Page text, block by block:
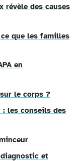
révèle des causes
ce que les familles
en
le corps ?
: les conseils des
diagnostic et